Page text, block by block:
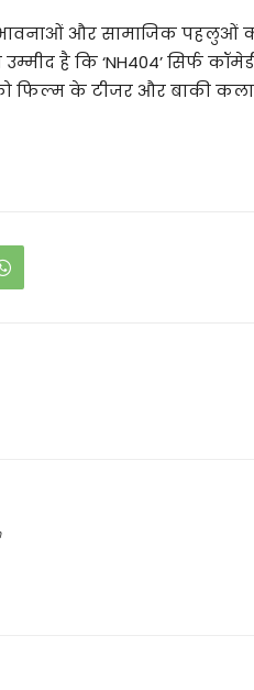
भावनाओं और सामाजिक पहलुओं
है कि ‘NH404’ सिर्फ
फिल्म के टीजर और बाकी